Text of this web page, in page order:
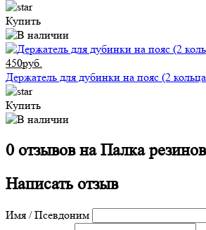
Купить
450руб.
Держатель для дубинки на пояс (2
Купить
0 отзывов наПалка
Написать отзыв
Имя / Псевдоним